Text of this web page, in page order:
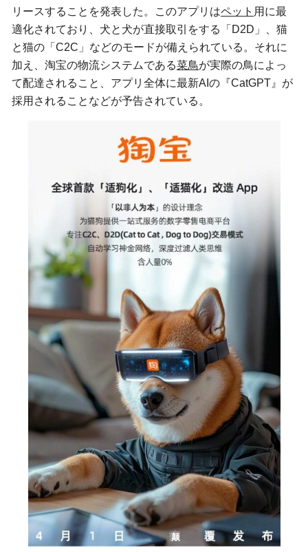
リースすることを発表した。このアプリはペット 用に最
適化されており、犬と犬が直接取引をする「D2D」、猫
と猫の「C2C」などのモードが備えられている。それに
加え、淘宝の物流システムである菜鳥が実際の鳥によっ
て配達されること、アプリ全体に最新AIの『CatGPT』が
採用されることなどが予告されている。